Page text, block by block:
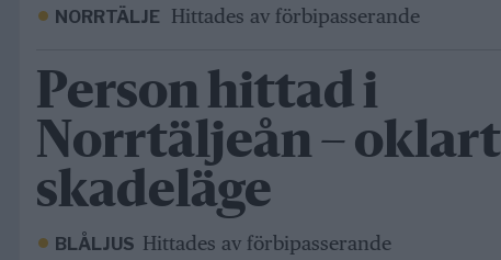
NORRTÄLJE Hittades av förbipasserande
Person hittad i
Norrtäljeån – oklart
skadeläge
BLÅLJUS Hittades av förbipasserande